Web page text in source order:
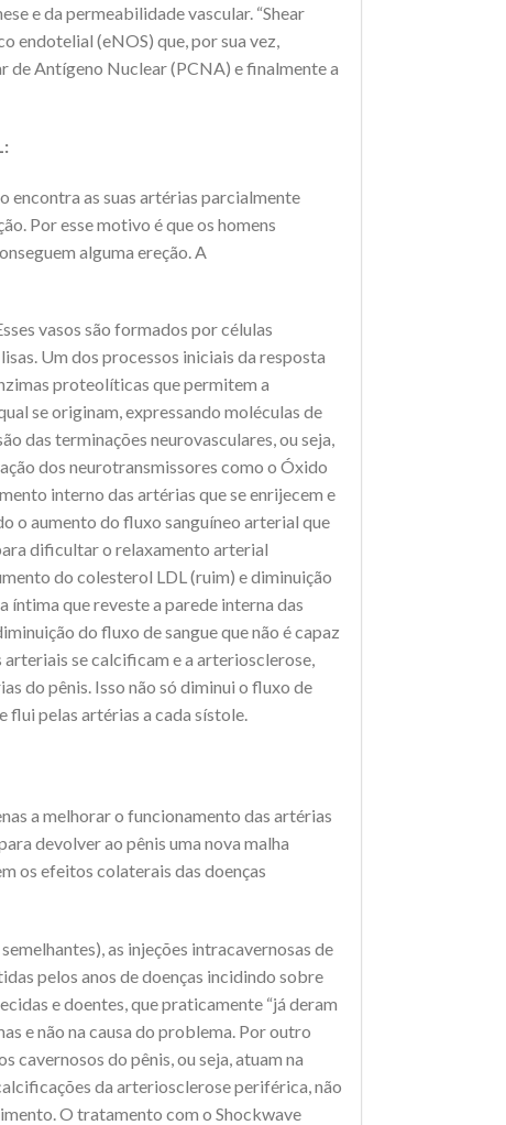
e da permeabilidade vascular. “Shear
endotelial (eNOS) que, por sua vez,
de Antígeno Nuclear (PCNA) e finalmente a
encontra as suas artérias parcialmente
Por esse motivo é que os homens
alguma ereção. A
vasos são formados por células
Um dos processos iniciais da resposta
proteolíticas que permitem a
se originam, expressando moléculas de
das terminações neurovasculares, ou seja,
dos neurotransmissores como o Óxido
interno das artérias que se enrijecem e
o aumento do fluxo sanguíneo arterial que
dificultar o relaxamento arterial
do colesterol LDL (ruim) e diminuição
que reveste a parede interna das
do fluxo de sangue que não é capaz
arteriais se calcificam e a arteriosclerose,
do pênis. Isso não só diminui o fluxo de
flui pelas artérias a cada sístole.
a melhorar o funcionamento das artérias
devolver ao pênis uma nova malha
os efeitos colaterais das doenças
as injeções intracavernosas de
pelos anos de doenças incidindo sobre
e doentes, que praticamente “já deram
e não na causa do problema. Por outro
cavernosos do pênis, ou seja, atuam na
da arteriosclerose periférica, não
O tratamento com o Shockwave